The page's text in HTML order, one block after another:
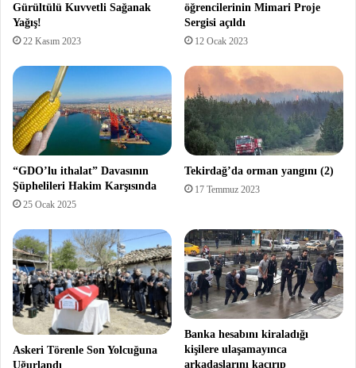
Gürültülü Kuvvetli Sağanak
Yağış!
22 Kasım 2023
öğrencilerinin Mimari Proje
Sergisi açıldı
12 Ocak 2023
“GDO’lu ithalat” Davasının
Şüphelileri Hakim Karşısında
25 Ocak 2025
Tekirdağ’da orman yangını (2)
17 Temmuz 2023
Askeri Törenle Son Yolcuğuna
Uğurlandı
Banka hesabını kiraladığı
kişilere ulaşamayınca
arkadaşlarını kaçırıp